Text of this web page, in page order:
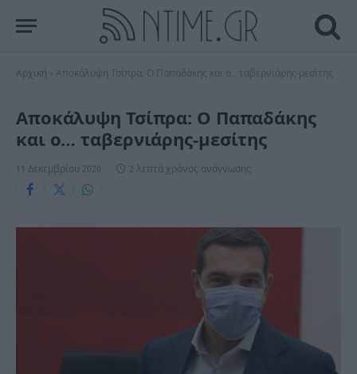
Αρχική Αποκάλυψη Τσίπρα: Ο Παπαδάκης και ο… ταβερνιάρης-μεσίτης
Αποκάλυψη Τσίπρα: Ο Παπαδάκης
και ο… ταβερνιάρης-μεσίτης
11 Δεκεμβρίου 2020 2 λεπτά χρόνος ανάγνωσης